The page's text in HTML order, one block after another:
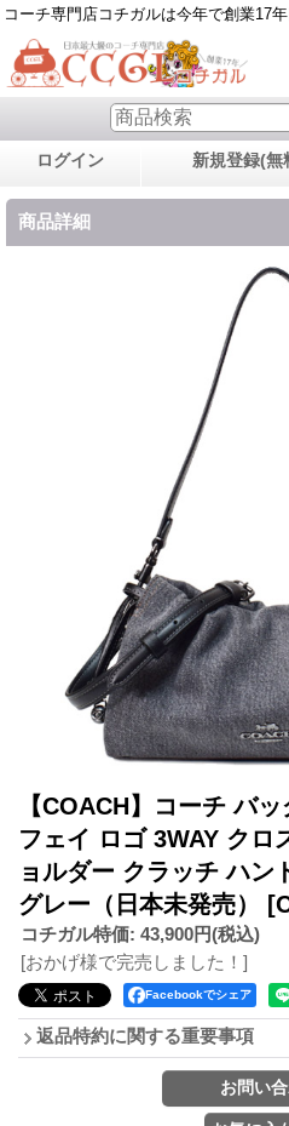
コーチ専門店コチガルは今年で創業17
ログイン 新規登録(無
商品詳細
【COACH】コーチ バ
フェイ ロゴ 3WAY クロ
ョルダー クラッチ ハン
グレー（日本未発売）
コチガル特価: 43,900円(税込)
[おかげ様で完売しました！]
Facebookでシェア
返品特約に関する重要事項